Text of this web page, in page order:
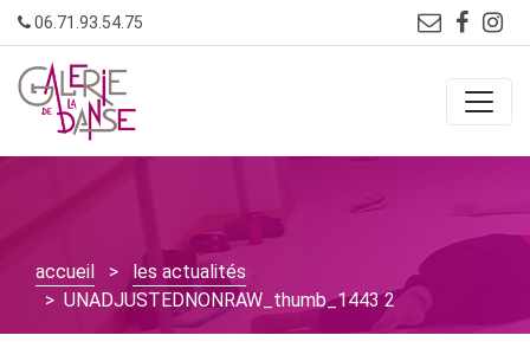
Skip
to
content
06.71.93.54.75
accueil >
les actualités
> UNADJUSTEDNONRAW_thumb_1443 2